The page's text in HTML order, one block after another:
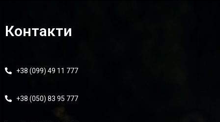
Контакти
+38 (099) 49 11 777
+38 (050) 83 95 777